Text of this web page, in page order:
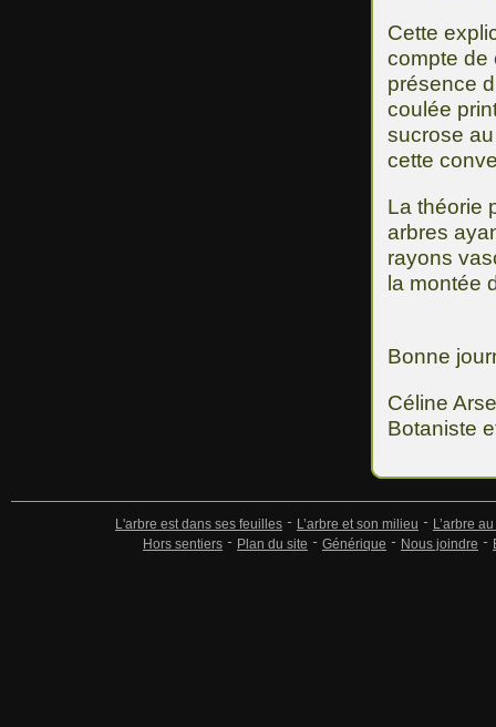
Cette
compte de
présence
coulée
sucrose
cette
La théorie
arbres
rayons
la montée
Bonne
Céline
Botaniste
L'arbre est dans ses feuilles L’arbre et son milieu
L’arbre
Hors sentiers
Plan du site Générique Nous joindre